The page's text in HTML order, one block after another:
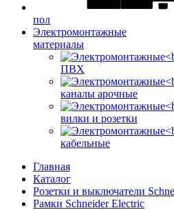
пол
Электромонтажные
материалы
ПВХ
каналы арочные
вилки и розетки
кабельные
Главная
Каталог
Розетки и выключатели
Рамки Schneider Electric